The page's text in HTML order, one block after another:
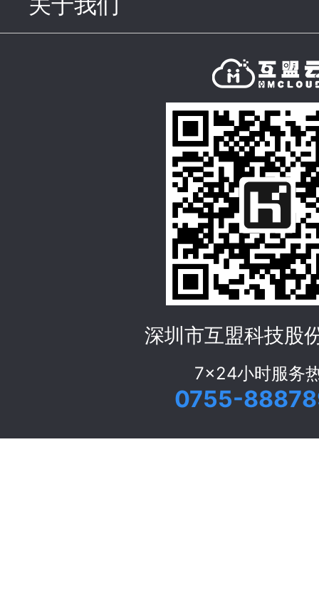
深圳市互盟科技股
7x24小时服务
0755-